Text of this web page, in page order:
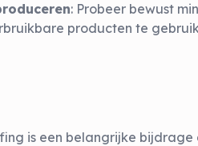
: Probeer bewust
producten te
is een belangrijke